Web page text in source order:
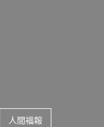
人間福報